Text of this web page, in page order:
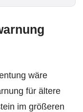
wäre
für ältere
im größeren